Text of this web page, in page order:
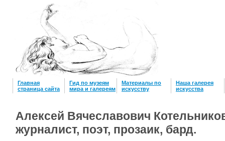
Главная
страница сайта
Гид по музеям
мира и галереям
Материалы по
искусству
Наша галерея
искусcтва
Алексей Вячеславович
журналист, поэт, прозаик, бард.